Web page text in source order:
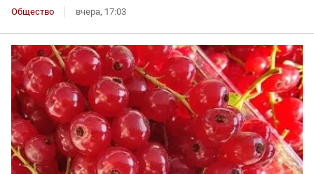
Общество вчера, 17:03